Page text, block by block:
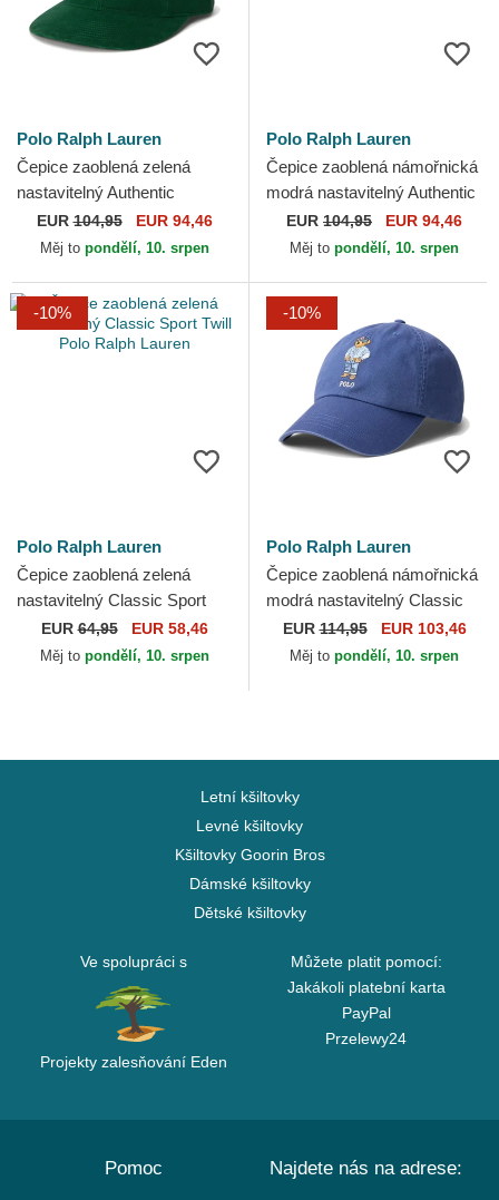
Polo Ralph Lauren
Čepice zaoblená zelená
nastavitelný Authentic
Baseball Polo Ralph Lauren
EUR104,95 EUR 94,46
Měj to pondělí, 10. srpen
Polo Ralph Lauren
Čepice zaoblená námořnická
modrá nastavitelný Authentic
Baseball Polo Ralph Lauren
EUR 104,95 EUR 94,46
Měj to pondělí, 10. srpen
-10%
Polo Ralph Lauren
Čepice zaoblená zelená
nastavitelný Classic Sport
Twill Polo Ralph Lauren
EUR64,95 EUR 58,46
Měj to pondělí, 10. srpen
-10%
Polo Ralph Lauren
Čepice zaoblená námořnická
modrá nastavitelný Classic
Sport Twill Bear Polo Ralph
Lauren
EUR114,95 EUR 103,46
Měj to pondělí, 10. srpen
Letní kšiltovky
Levné kšiltovky
Kšiltovky Goorin Bros
Dámské kšiltovky
Dětské kšiltovky
Ve spolupráci s
Projekty zalesňování Eden
Můžete platit pomocí:
Jakákoli platební karta
PayPal
Przelewy24
Pomoc Najdete nás na adrese: